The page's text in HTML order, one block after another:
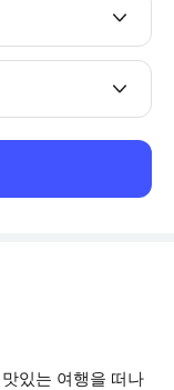
있는 여행을 떠나